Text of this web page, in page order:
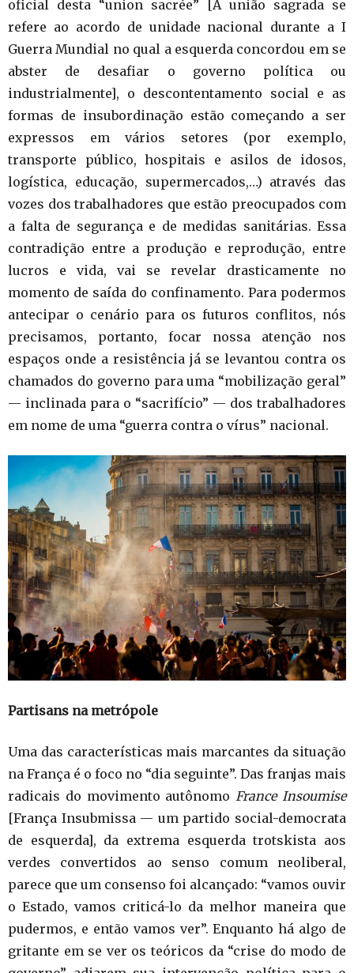
oficial desta “union sacrée” [A união sagrada se
refere ao acordo de unidade nacional durante a I
Guerra Mundial no qual a esquerda concordou em se
abster de desafiar o governo política ou
industrialmente], o descontentamento social e as
formas de insubordinação estão começando a ser
expressos em vários setores (por exemplo,
transporte público, hospitais e asilos de idosos,
logística, educação, supermercados,…) através das
vozes dos trabalhadores que estão preocupados com
a falta de segurança e de medidas sanitárias. Essa
contradição entre a produção e reprodução, entre
lucros e vida, vai se revelar drasticamente no
momento de saída do confinamento. Para podermos
antecipar o cenário para os futuros conflitos, nós
precisamos, portanto, focar nossa atenção nos
espaços onde a resistência já se levantou contra os
chamados do governo para uma “mobilização geral”
— inclinada para o “sacrifício” — dos trabalhadores
em nome de uma “guerra contra o vírus” nacional.
Partisans na metrópole
Uma das características mais marcantes da situação
na França é o foco no “dia seguinte”. Das franjas mais
radicais do movimento autônomoFrance Insoumise
[França Insubmissa — um partido social-democrata
de esquerda], da extrema esquerda trotskista aos
verdes convertidos ao senso comum neoliberal,
parece que um consenso foi alcançado: “vamos ouvir
o Estado, vamos criticá-lo da melhor maneira que
pudermos, e então vamos ver”. Enquanto há algo de
gritante em se ver os teóricos da “crise do modo de